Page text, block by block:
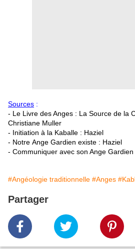
Sources :
- Le Livre des Anges : La Source de la
Christiane Muller
- Initiation à la Kaballe : Haziel
- Notre Ange Gardien existe : Haziel
- Communiquer avec son Ange
#Angéologie traditionnelle #Anges
Partager